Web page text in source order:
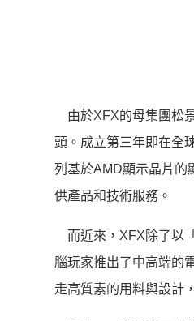
由於XFX的母集團松
頭。成立第三年即在全
列基於AMD顯示晶片的
供產品和技術服務。
而近來，XFX除了以
腦玩家推出了中高端的
走高質素的用料與設計